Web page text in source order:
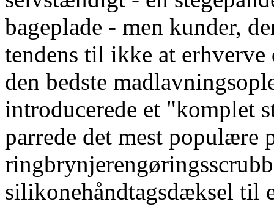
bageplade - men kunder,
tendens til ikke at
den bedste
introducerede et "komplet
parrede det mest populære
silikonehåndtagsdæksel til